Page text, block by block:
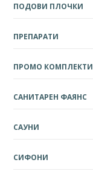
ПОДОВИ ПЛОЧКИ
ПРЕПАРАТИ
ПРОМО КОМПЛЕКТИ
САНИТАРЕН ФАЯНС
САУНИ
СИФОНИ